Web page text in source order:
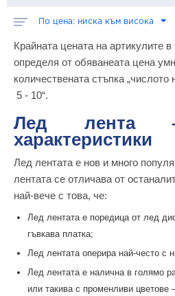
По цена: ниска към висока
Крайната цената на артикулите в
определя от обяванеата цена
количествената стъпка
5 - 10“.
Лед лента
характеристики
Лед лентата е нов и много
лентата се отличава от
най-вече с това, че:
Лед лентата е поредица от лед
гъвкава платка;
Лед лентата оперира най-често с
Лед лентата е налична в голямо
или такива с променливи цветове